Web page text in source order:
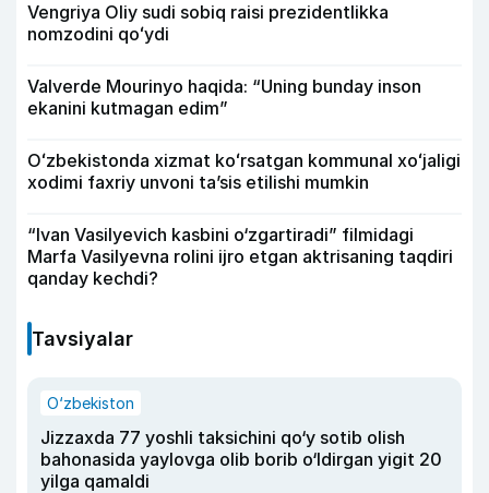
Vengriya Oliy sudi sobiq raisi prezidentlikka
nomzodini qoʻydi
Valverde Mourinyo haqida: “Uning bunday inson
ekanini kutmagan edim”
Oʻzbekistonda xizmat koʻrsatgan kommunal xoʻjaligi
xodimi faxriy unvoni taʼsis etilishi mumkin
“Ivan Vasilyevich kasbini o‘zgartiradi” filmidagi
Marfa Vasilyevna rolini ijro etgan aktrisaning taqdiri
qanday kechdi?
Tavsiyalar
O‘zbekiston
Jizzaxda 77 yoshli taksichini qo‘y sotib olish
bahonasida yaylovga olib borib o‘ldirgan yigit 20
yilga qamaldi